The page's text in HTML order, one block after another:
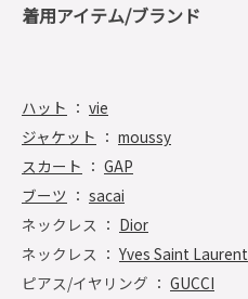
着用アイテム/ブランド
ハット ： vie
ジャケット ： moussy
スカート ： GAP
ブーツ ： sacai
ネックレス ： Dior
ネックレス ： Yves Saint Laurent
ピアス/イヤリング ： GUCCI